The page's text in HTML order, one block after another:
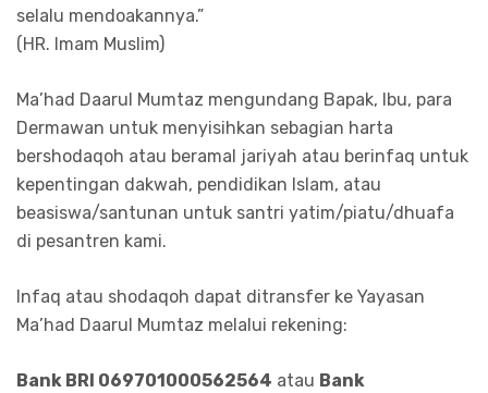
selalu mendoakannya.”
(HR. Imam Muslim)
Ma’had Daarul Mumtaz mengundang Bapak, Ibu, para
Dermawan untuk menyisihkan sebagian harta
bershodaqoh atau beramal jariyah atau berinfaq untuk
kepentingan dakwah, pendidikan Islam, atau
beasiswa/santunan untuk santri yatim/piatu/dhuafa
di pesantren kami.
Infaq atau shodaqoh dapat ditransfer ke Yayasan
Ma’had Daarul Mumtaz melalui rekening:
Bank BRI 069701000562564 atau Bank